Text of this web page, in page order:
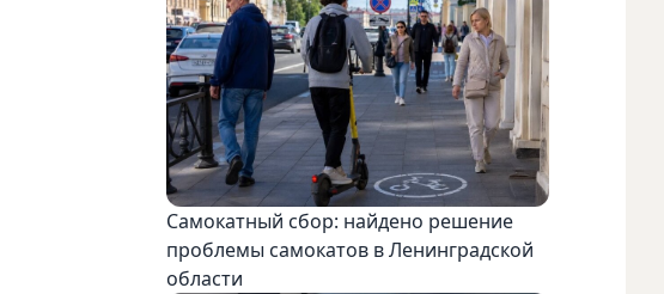
Самокатный сбор: найдено решение
проблемы самокатов в Ленинградской
области